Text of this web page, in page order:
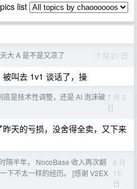
list
大 A 是不是又凉了 7 月 21 日
叫去 1v1 谈话了，操
底是技术性调整，还是 AI 泡沫破 7 月 3
日
天的亏损，没舍得全卖，又下来
时隔半年， NocoBase 收入再次翻
下不太一样的经历。 [感谢 V2EX
6 月
15
日